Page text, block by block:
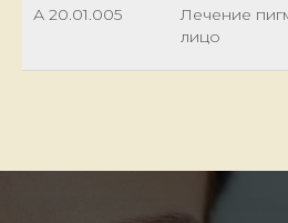
А 20.01.005
Лечение
лицо